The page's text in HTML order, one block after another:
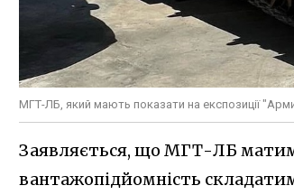
МГТ-ЛБ, який мають показати на експозиції
Заявляється, що МГТ-ЛБ
вантажопідйомність